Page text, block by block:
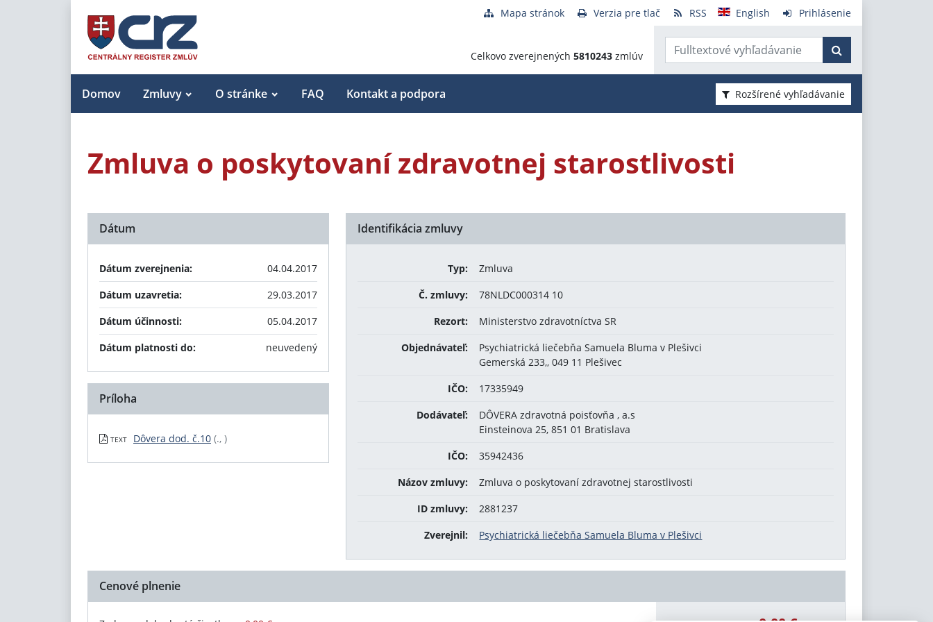
Mapa stránok Verzia pre tlač RSS English Prihlásenie
Celkovo zverejnených 5810243 zmlúv
Domov Zmluvy O stránke FAQ Kontakt a podpora Rozšírené vyhľadávanie
Zmluva o poskytovaní zdravotnej starostlivosti
Identifikácia zmluvy
Typ:
Zmluva
Č. zmluvy:
78NLDC000314 10
Rezort:
Ministerstvo zdravotníctva SR
Objednávateľ:
Psychiatrická liečebňa Samuela Bluma v Plešivci
Gemerská 233,, 049 11 Plešivec
IČO:
17335949
Dodávateľ:
DÔVERA zdravotná poisťovňa , a.s
Einsteinova 25, 851 01 Bratislava
IČO:
35942436
Názov zmluvy:
Zmluva o poskytovaní zdravotnej starostlivosti
ID zmluvy:
2881237
Zverejnil:
Psychiatrická liečebňa Samuela Bluma v Plešivci
Dátum
Dátum zverejnenia:
04.04.2017
Dátum uzavretia:
29.03.2017
Dátum účinnosti:
05.04.2017
Dátum platnosti do:
neuvedený
Príloha
TEXT Dôvera dod. č.10 (., )
Cenové plnenie